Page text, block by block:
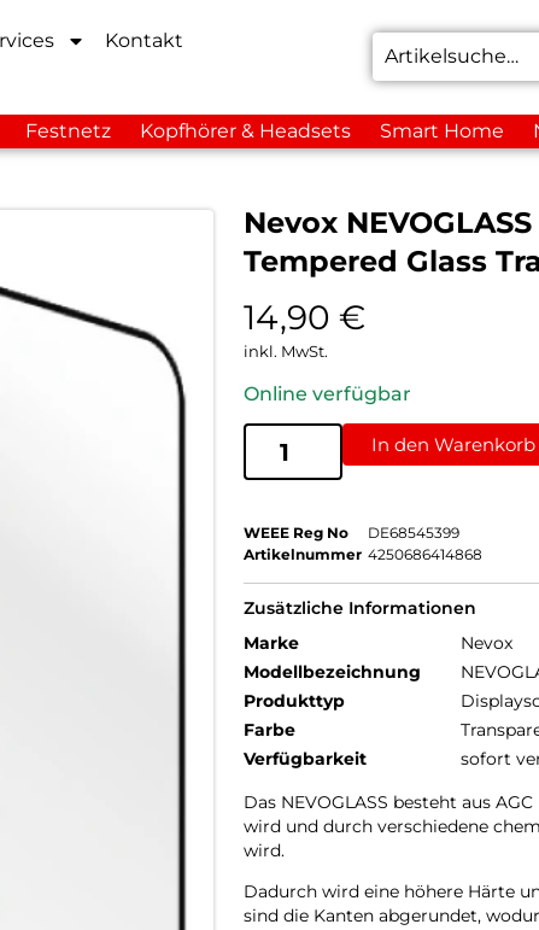
Kontakt
Festnetz Kopfhörer & Headsets Smart Home
Nevox
Tempered Glass
14,90 €
inkl. MwSt.
Online verfügbar
In den Warenkorb
WEEE Reg No
DE68545399
Artikelnummer 4250686414868
Zusätzliche Informationen
Marke
Nevox
Modellbezeichnung
Produkttyp
Farbe
Verfügbarkeit
sofort
Das NEVOGLASS besteht aus
wird und durch verschiedene
wird.
Dadurch wird eine höhere Härte
sind die Kanten abgerundet,